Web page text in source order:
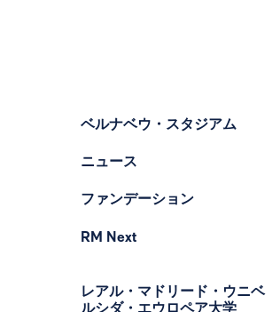
ベルナベウ・スタジアム
ニュース
ファンデーション
RM Next
レアル・マドリード・ウニベ
ルシダ・エウロペア大学